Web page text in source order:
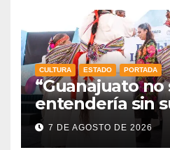
CULTURA ESTADO PORTADA
“Guanajuato no
entendería sin
Indígenas”:
fortalece el
7 DE AGOSTO DE 2026